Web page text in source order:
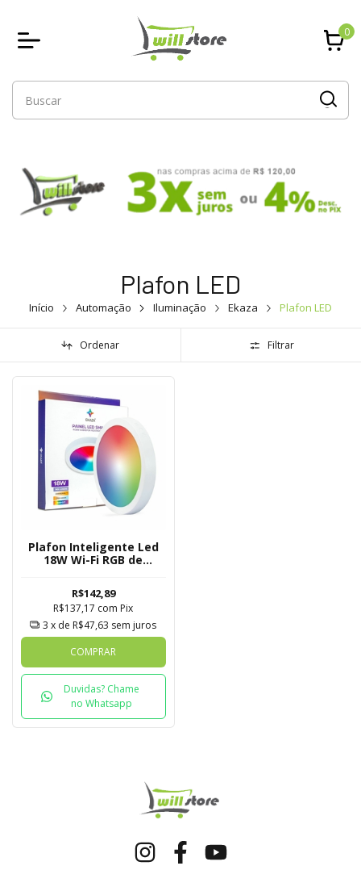
0
Plafon LED
Início Automação Iluminação Ekaza Plafon LED
Ordenar Filtrar
Plafon Inteligente Led
18W Wi-Fi RGB de
R$142,89
R$137,17 com Pix
3 x de R$47,63 sem juros
COMPRAR
Duvidas? Chame
no Whatsapp